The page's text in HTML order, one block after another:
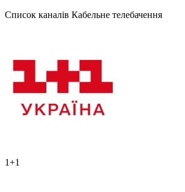
Список каналів Кабельне телебачення
1+1